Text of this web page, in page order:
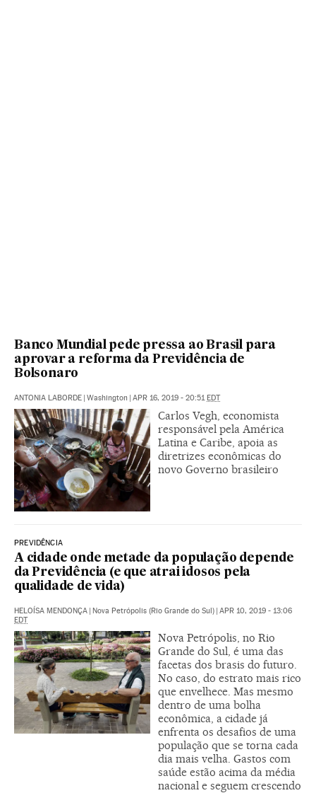
Banco Mundial pede pressa ao Brasil para
aprovar a reforma da Previdência de
Bolsonaro
ANTONIA LABORDE | Washington | APR 16, 2019 - 20:51EDT
Carlos Vegh, economista
responsável pela América
Latina e Caribe, apoia as
diretrizes econômicas do
novo Governo brasileiro
PREVIDÊNCIA
A cidade onde metade da população depende
da Previdência (e que atrai idosos pela
qualidade de vida)
HELOÍSA MENDONÇA | Nova Petrópolis (Rio Grande do Sul) | APR 10, 2019 - 13:06
EDT
Nova Petrópolis, no Rio
Grande do Sul, é uma das
facetas dos brasis do futuro.
No caso, do estrato mais rico
que envelhece. Mas mesmo
dentro de uma bolha
econômica, a cidade já
enfrenta os desafios de uma
população que se torna cada
dia mais velha. Gastos com
saúde estão acima da média
nacional e seguem crescendo